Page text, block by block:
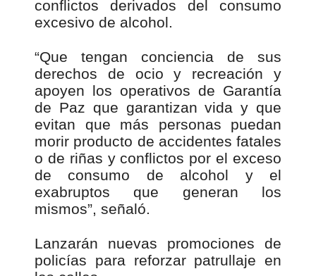
conflictos derivados del consumo
excesivo de alcohol.
“Que tengan conciencia de sus
derechos de ocio y recreación y
apoyen los operativos de Garantía
de Paz que garantizan vida y que
evitan que más personas puedan
morir producto de accidentes fatales
o de riñas y conflictos por el exceso
de consumo de alcohol y el
exabruptos que generan los
mismos”, señaló.
Lanzarán nuevas promociones de
policías para reforzar patrullaje en